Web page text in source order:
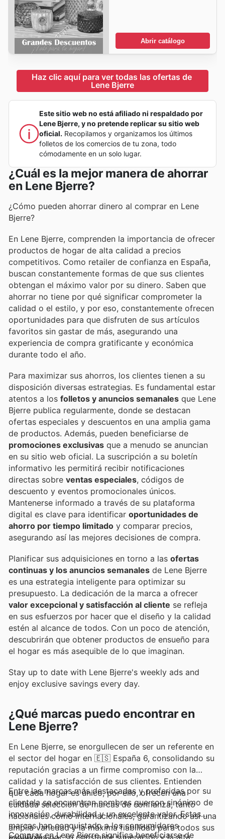
Abrir catálogo
Haz clic aquí para ver todas las ofertas de
Lene Bjerre
Este sitio web no está afiliado ni respaldado por
Lene Bjerre, y no pretende replicar su sitio web
oficial. Recopilamos y organizamos los últimos
folletos de los comercios de tu zona, todo
cómodamente en un solo lugar.
¿Cuál es la mejor manera de ahorrar
en Lene Bjerre?
¿Cómo pueden ahorrar dinero al comprar en Lene
Bjerre?
En Lene Bjerre, comprenden la importancia de ofrecer
productos de hogar de alta calidad a precios
competitivos. Como retailer de confianza en España,
buscan constantemente formas de que sus clientes
obtengan el máximo valor por su dinero. Saben que
ahorrar no tiene por qué significar comprometer la
calidad o el estilo, y por eso, constantemente ofrecen
oportunidades para que disfruten de sus artículos
favoritos sin gastar de más, asegurando una
experiencia de compra gratificante y económica
durante todo el año.
Para maximizar sus ahorros, los clientes tienen a su
disposición diversas estrategias. Es fundamental estar
atentos a los folletos y anuncios semanales que Lene
Bjerre publica regularmente, donde se destacan
ofertas especiales y descuentos en una amplia gama
de productos. Además, pueden beneficiarse de
promociones exclusivas que a menudo se anuncian
en su sitio web oficial. La suscripción a su boletín
informativo les permitirá recibir notificaciones
directas sobre ventas especiales, códigos de
descuento y eventos promocionales únicos.
Mantenerse informado a través de su plataforma
digital es clave para identificar oportunidades de
ahorro por tiempo limitado y comparar precios,
asegurando así las mejores decisiones de compra.
Planificar sus adquisiciones en torno a las ofertas
continuas y los anuncios semanales de Lene Bjerre
es una estrategia inteligente para optimizar su
presupuesto. La dedicación de la marca a ofrecer
valor excepcional y satisfacción al cliente se refleja
en sus esfuerzos por hacer que el diseño y la calidad
estén al alcance de todos. Con un poco de atención,
descubrirán que obtener productos de ensueño para
el hogar es más asequible de lo que imaginan.
Stay up to date with Lene Bjerre's weekly ads and
enjoy exclusive savings every day.
¿Qué marcas puedo encontrar en
Lene Bjerre?
En Lene Bjerre, se enorgullecen de ser un referente en
el sector del hogar en 🇪🇸 España 6, consolidando su
reputación gracias a un firme compromiso con la
calidad y la satisfacción de sus clientes. Entienden
que cada hogar es único, por ello, ofrecen una
cuidada selección de marcas de confianza, tanto
nacionales como internacionales, garantizando así una
amplia variedad y la máxima fiabilidad para todos sus
Entre las marcas más destacadas y preferidas por su
clientela se encuentran nombres que son sinónimo de
innovación, durabilidad y un excelente valor. Estas
marcas han conquistado a los consumidores
españoles por su constante superación y la alta
Comprar en Lene Bjerre significa beneficiarse de